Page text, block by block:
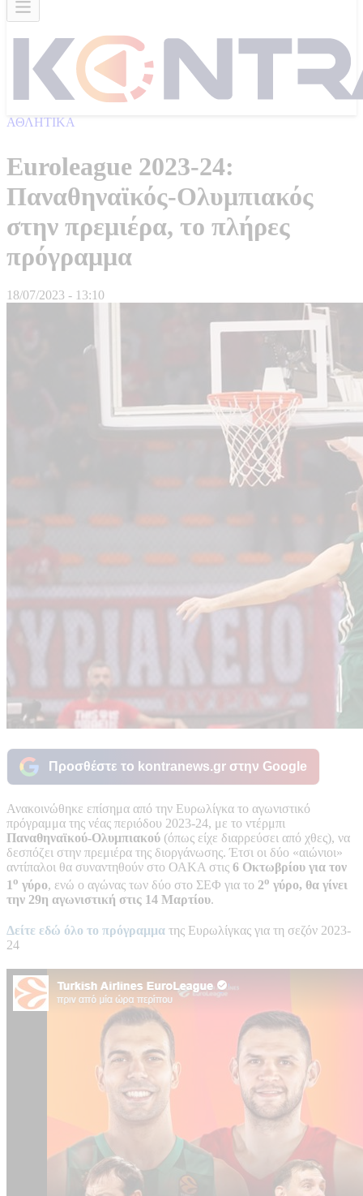
ΑΘΛΗΤΙΚΑ
Euroleague 2023-24:
Παναθηναϊκός-Ολυμπιακός
στην πρεμιέρα, το πλήρες
πρόγραμμα
18/07/2023 - 13:10
Προσθέστε το kontranews.gr στην Google
Ανακοινώθηκε επίσημα από την Ευρωλίγκα το αγωνιστικό
πρόγραμμα της νέας περιόδου 2023-24, με το ντέρμπι
Παναθηναϊκού-Ολυμπιακού (όπως είχε διαρρεύσει από χθες), να
δεσπόζει στην πρεμιέρα της διοργάνωσης. Έτσι οι δύο «αιώνιοι»
αντίπαλοι θα συναντηθούν στο ΟΑΚΑ στις 6 Οκτωβρίου για τον
1 ο γύρο, ενώ ο αγώνας των δύο στο ΣΕΦ για το 2ο γύρο, θα γίνει
την 29η αγωνιστική στις 14 Μαρτίου.
Δείτε εδώ όλο το πρόγραμμα της Ευρωλίγκας για τη σεζόν 2023-
24